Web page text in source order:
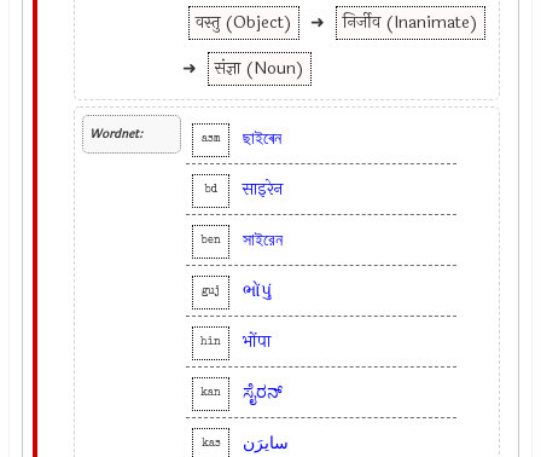
वस्तु (Object)
➜
निर्जीव (Inanimate)
➜
संज्ञा (Noun)
Wordnet: asm ছাইৰেন
bd साइरेन
ben সাইরেন
guj ભોંપું
hin भोंपा
kan ಸೈರನ್
kas سایرَن